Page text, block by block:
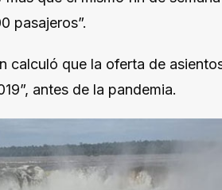
pasajeros”.
calculó que la oferta de
antes de la pandemia.